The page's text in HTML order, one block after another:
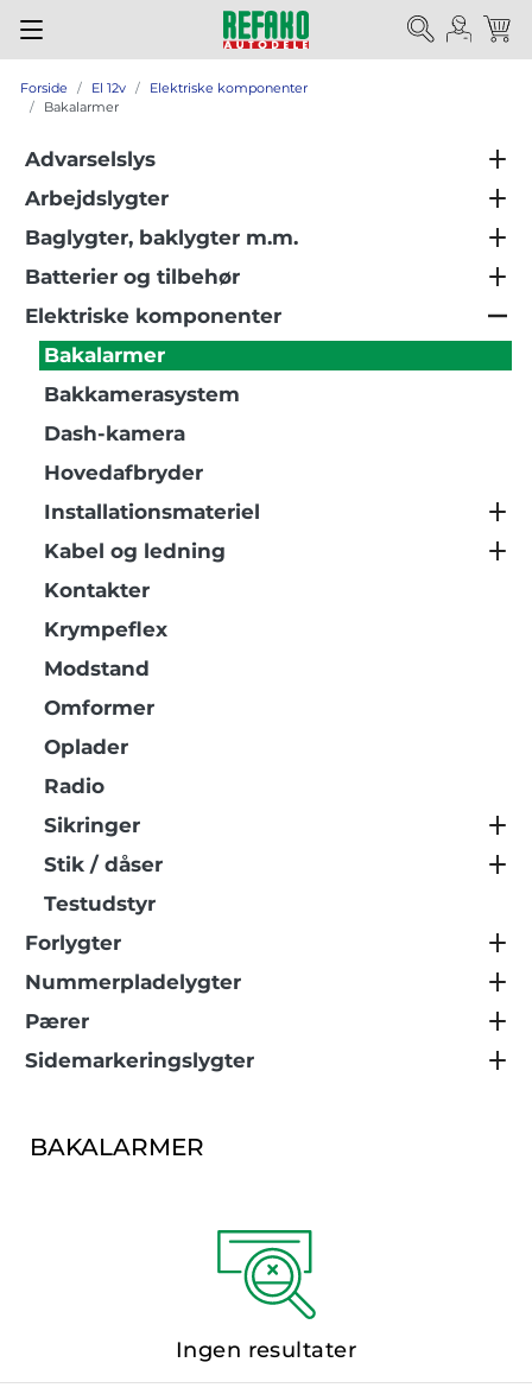
Forside El 12v
Elektriske komponenter
Bakalarmer
Advarselslys
Arbejdslygter
Baglygter, baklygter m.m.
Batterier og tilbehør
Elektriske komponenter
Bakalarmer
Bakkamerasystem
Dash-kamera
Hovedafbryder
Installationsmateriel
Kabel og ledning
Kontakter
Krympeflex
Modstand
Omformer
Oplader
Radio
Sikringer
Stik / dåser
Testudstyr
Forlygter
Nummerpladelygter
Pærer
Sidemarkeringslygter
BAKALARMER
Ingen resultater